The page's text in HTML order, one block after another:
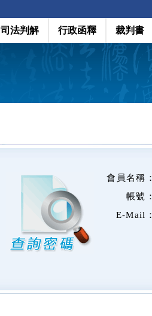
司法判解 行政函釋 裁判書
會員名稱：
帳號：
E-Mail：